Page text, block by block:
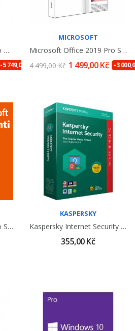
Microsoft Office 2019 Pro Domácnosti A...
-5 749,00 Kč
MICROSOFT
Microsoft Office 2019 Pro Studenty A Domácnosti...
4 499,00 Kč 1 499,00 Kč -3
Microsoft Office 2016 Pro Studenty A Domácnosti...
KASPERSKY
Kaspersky Internet Security 1 Lic. 1 Rok
355,00 Kč